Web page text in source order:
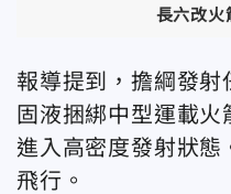
長六改火
報導提到，擔綱發
固液捆綁中型運載
進入高密度發射狀
飛行。